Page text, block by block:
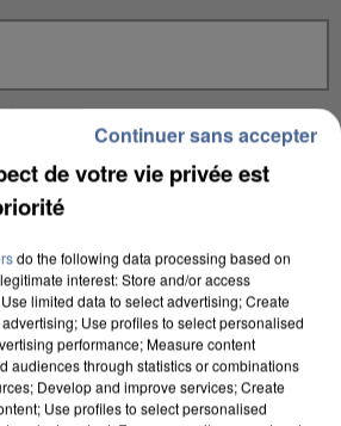
de votre vie privée est
do the following data processing based on
interest: Store and/or access
limited data to select advertising; Create
Use profiles to select personalised
performance; Measure content
audiences through statistics or combinations
Develop and improve services; Create
Use profiles to select personalised
Continuer sans accepter